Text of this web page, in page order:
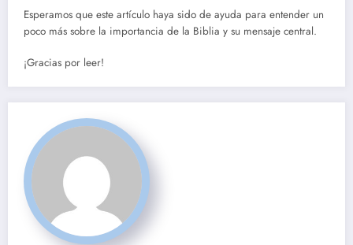
Esperamos que este artículo haya sido de ayuda para entender un
poco más sobre la importancia de la Biblia y su mensaje central.
¡Gracias por leer!